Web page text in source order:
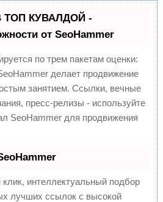
ТОП КУВАЛДОЙ -
от SeoHammer
по трем пакетам оценки:
делает продвижение
занятием. Ссылки, вечные
пресс-релизы - используйте
SeoHammer для продвижения
интеллектуальный подбор
лучших ссылок с высокой